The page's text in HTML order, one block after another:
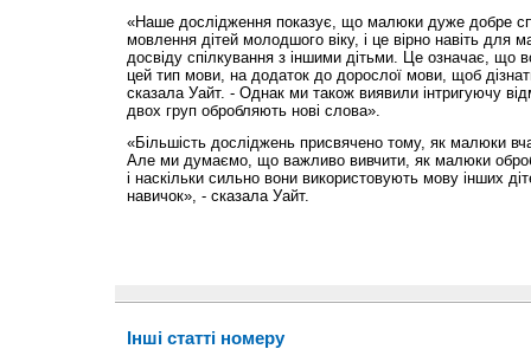
«Наше дослідження показує, що малюки дуже добре
мовлення дітей молодшого віку, і це вірно навіть для
досвіду спілкування з іншими дітьми. Це означає, що
цей тип мови, на додаток до дорослої мови, щоб
сказала Уайт. - Однак ми також виявили інтригуючу
двох груп обробляють нові слова».
«Більшість досліджень присвячено тому, як малюки
Але ми думаємо, що важливо вивчити, як малюки
і наскільки сильно вони використовують мову інших
навичок», - сказала Уайт.
Інші статті номеру